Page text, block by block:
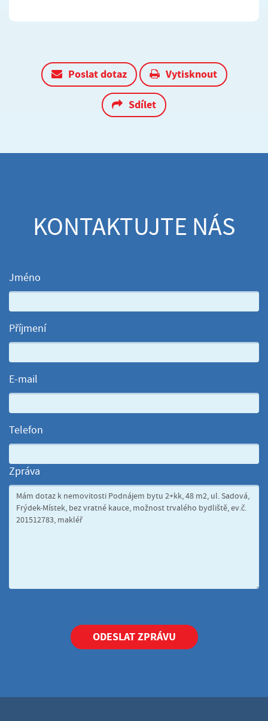
Poslat dotaz Vytisknout
Sdílet
KONTAKTUJTE NÁS
Jméno
Příjmení
E-mail
Telefon
Zpráva
ODESLAT ZPRÁVU